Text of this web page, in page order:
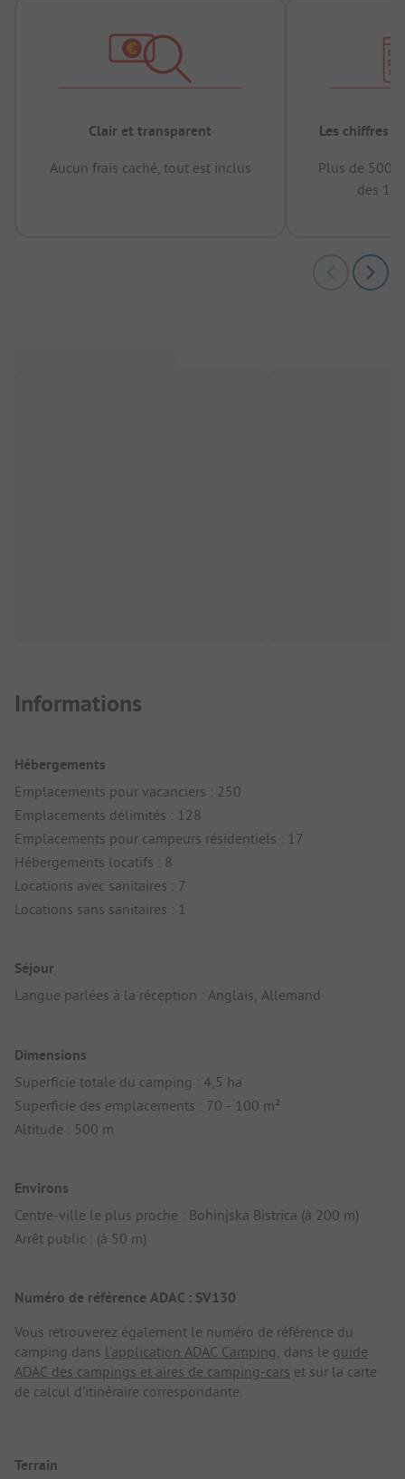
Clair et transparent
Aucun frais caché, tout est inclus
Les chiffres
Plus de
des 12
Informations
Hébergements
Emplacements pour vacanciers : 250
Emplacements délimités : 128
Emplacements pour campeurs résidentiels : 17
Hébergements locatifs : 8
Locations avec sanitaires : 7
Locations sans sanitaires : 1
Séjour
Langue parlées à la réception : Anglais, Allemand
Dimensions
Superficie totale du camping : 4,5 ha
Superficie des emplacements : 70 - 100 m²
Altitude : 500 m
Environs
Centre-ville le plus proche : Bohinjska Bistrica (à 200 m)
Arrêt public : (à 50 m)
Numéro de référence ADAC : SV130
Vous retrouverez également le numéro de référence du
camping dans l'application ADAC Camping, dans le guide
ADAC des campings et aires de camping-cars et sur la carte
de calcul d'itinéraire correspondante.
Terrain